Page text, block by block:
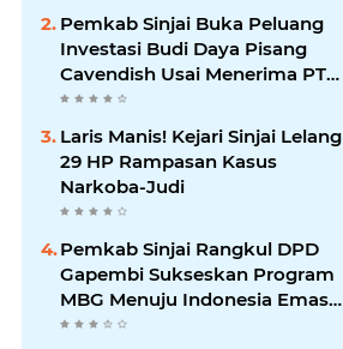
Pemkab Sinjai Buka Peluang
Investasi Budi Daya Pisang
Cavendish Usai Menerima PT
GGF
Laris Manis! Kejari Sinjai Lelang
29 HP Rampasan Kasus
Narkoba-Judi
Pemkab Sinjai Rangkul DPD
Gapembi Sukseskan Program
MBG Menuju Indonesia Emas
2045